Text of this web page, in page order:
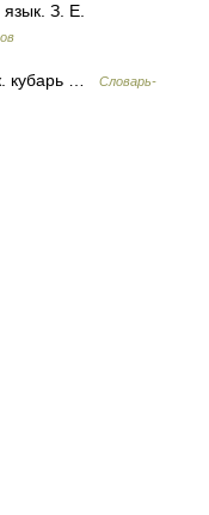
З. Е.
кубарь …
Словарь-